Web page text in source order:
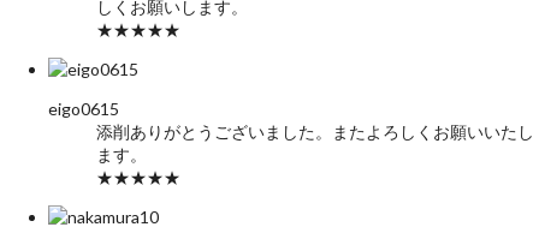
しくお願いします。
★★★★★
eigo0615
添削ありがとうございました。またよろしくお願いいたし
ます。
★★★★★